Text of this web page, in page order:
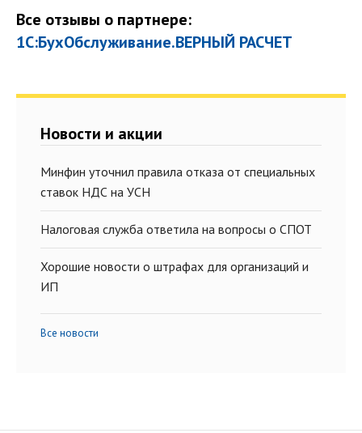
Все отзывы о партнере:
1С:БухОбслуживание.ВЕРНЫЙ РАСЧЕТ
Новости и акции
Минфин уточнил правила отказа от специальных
ставок НДС на УСН
Налоговая служба ответила на вопросы о СПОТ
Хорошие новости о штрафах для организаций и
ИП
Все новости